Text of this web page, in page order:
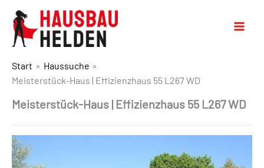
Start
Haussuche
Meisterstück-Haus | Effizienzhaus 55 L267 WD
Meisterstück-Haus | Effizienzhaus 55 L267 WD